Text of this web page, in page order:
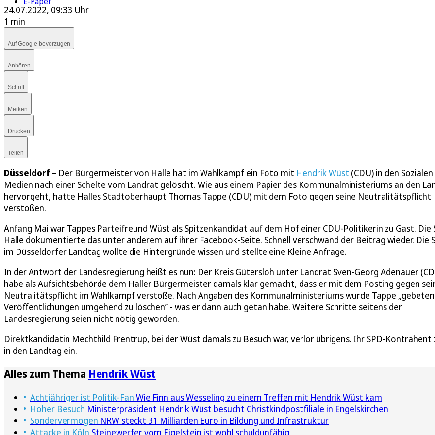
24.07.2022, 09:33 Uhr
1 min
Auf Google bevorzugen
Anhören
Schrift
Merken
Drucken
Teilen
Düsseldorf – Der Bürgermeister von Halle hat im Wahlkampf ein Foto mit Hendrik Wüst (CDU) in den Sozialen
Medien nach einer Schelte vom Landrat gelöscht. Wie aus einem Papier des Kommunalministeriums an den
hervorgeht, hatte Halles Stadtoberhaupt Thomas Tappe (CDU) mit dem Foto gegen seine Neutralitätspflicht
verstoßen.
Anfang Mai war Tappes Parteifreund Wüst als Spitzenkandidat auf dem Hof einer CDU-Politikerin zu Gast. Die
Halle dokumentierte das unter anderem auf ihrer Facebook-Seite. Schnell verschwand der Beitrag wieder. Die
im Düsseldorfer Landtag wollte die Hintergründe wissen und stellte eine Kleine Anfrage.
In der Antwort der Landesregierung heißt es nun: Der Kreis Gütersloh unter Landrat Sven-Georg Adenauer
habe als Aufsichtsbehörde dem Haller Bürgermeister damals klar gemacht, dass er mit dem Posting gegen
Neutralitätspflicht im Wahlkampf verstoße. Nach Angaben des Kommunalministeriums wurde Tappe
Veröffentlichungen umgehend zu löschen” - was er dann auch getan habe. Weitere Schritte seitens der
Landesregierung seien nicht nötig geworden.
Direktkandidatin Mechthild Frentrup, bei der Wüst damals zu Besuch war, verlor übrigens. Ihr SPD-Kontrahent
in den Landtag ein.
Alles zum Thema Hendrik Wüst
Achtjähriger ist Politik-Fan Wie Finn aus Wesseling zu einem Treffen mit Hendrik Wüst kam
Hoher Besuch Ministerpräsident Hendrik Wüst besucht Christkindpostfiliale in Engelskirchen
Sondervermögen NRW steckt 31 Milliarden Euro in Bildung und Infrastruktur
Attacke in Köln Steinewerfer vom Eigelstein ist wohl schuldunfähig